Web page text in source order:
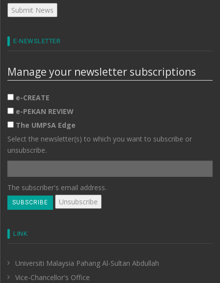
E-NEWSLETTER
Manage your newsletter subscriptions
e-CREATE
e-PEKAN REVIEW
The UMPSA Edge
Select the newsletter(s) to which you want to subscribe or
unsubscribe.
The subscriber's email address.
LINK
Universiti Malaysia Pahang Al-Sultan Abdullah
Vice-Chancellor's Office